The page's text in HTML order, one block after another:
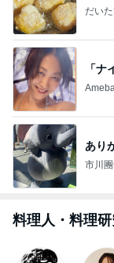
だい
「
あり
市川
料理人・料理